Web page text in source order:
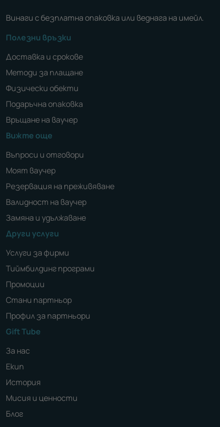
Винаги с безплатна опаковка или веднага на имейл.
Полезни връзки
Доставка и срокове
Методи за плащане
Физически обекти
Подаръчна опаковка
Връщане на ваучер
Вижте още
Въпроси и отговори
Моят ваучер
Резервация на преживяване
Валидност на ваучер
Замяна и удължаване
Други услуги
Услуги за фирми
Тиймбилдинг програми
Промоции
Стани партньор
Профил за партньори
Gift Tube
За нас
Екип
История
Мисия и ценности
Блог